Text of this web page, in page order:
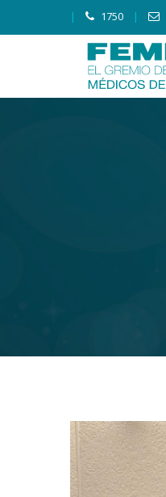
1750